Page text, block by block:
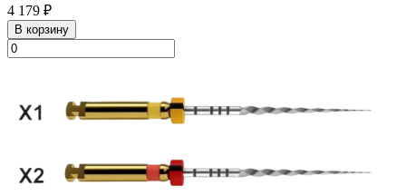
4 179 ₽
В корзину